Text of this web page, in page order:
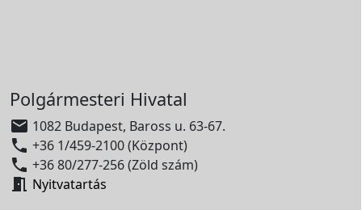
Polgármesteri Hivatal
 1082 Budapest, Baross u. 63-67.
 +36 1/459-2100 (Központ)
 +36 80/277-256 (Zöld szám)
 Nyitvatartás